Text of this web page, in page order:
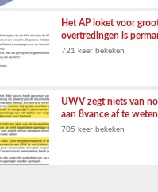
Het AP loket voor
overtredingen is
721 keer bekeken
UWV zegt niets van
aan 8vance af te weten
705 keer bekeken